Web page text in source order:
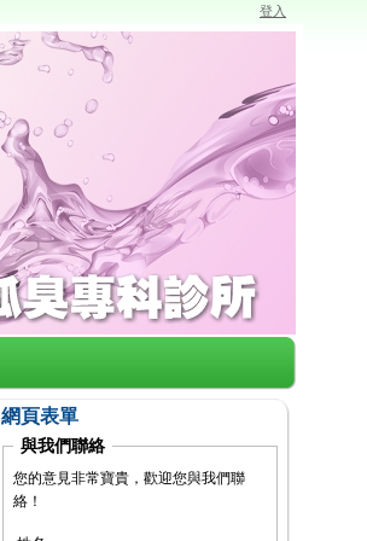
登入
網頁表單
與我們聯絡
您的意見非常寶貴，歡迎您與我們聯
絡！